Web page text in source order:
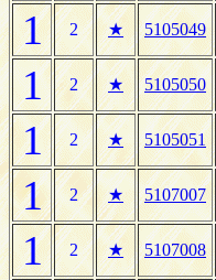
1 2 ★ 5105049
1 2 ★ 5105050
1 2 ★ 5105051
1 2 ★ 5107007
1 2 ★ 5107008